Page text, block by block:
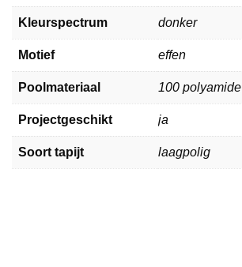
Kleurspectrum donker
Motief effen
Poolmateriaal 100 polyamide
Projectgeschikt ja
Soort tapijt laagpolig